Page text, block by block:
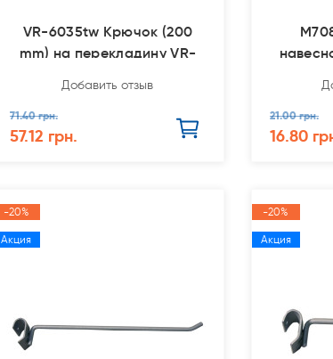
VR-6035tw Крючок (200
mm) на перекладину VR-
Добавить отзыв
71.40 грн.
57.12 грн.
21.00 грн.
16.80
-20%
Акция
-20%
Акция